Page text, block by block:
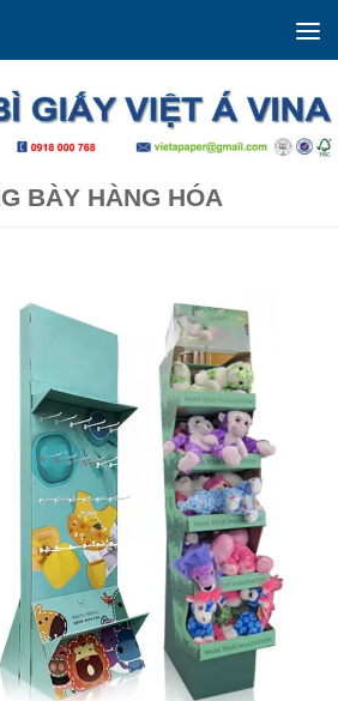
BÀY HÀNG HÓA